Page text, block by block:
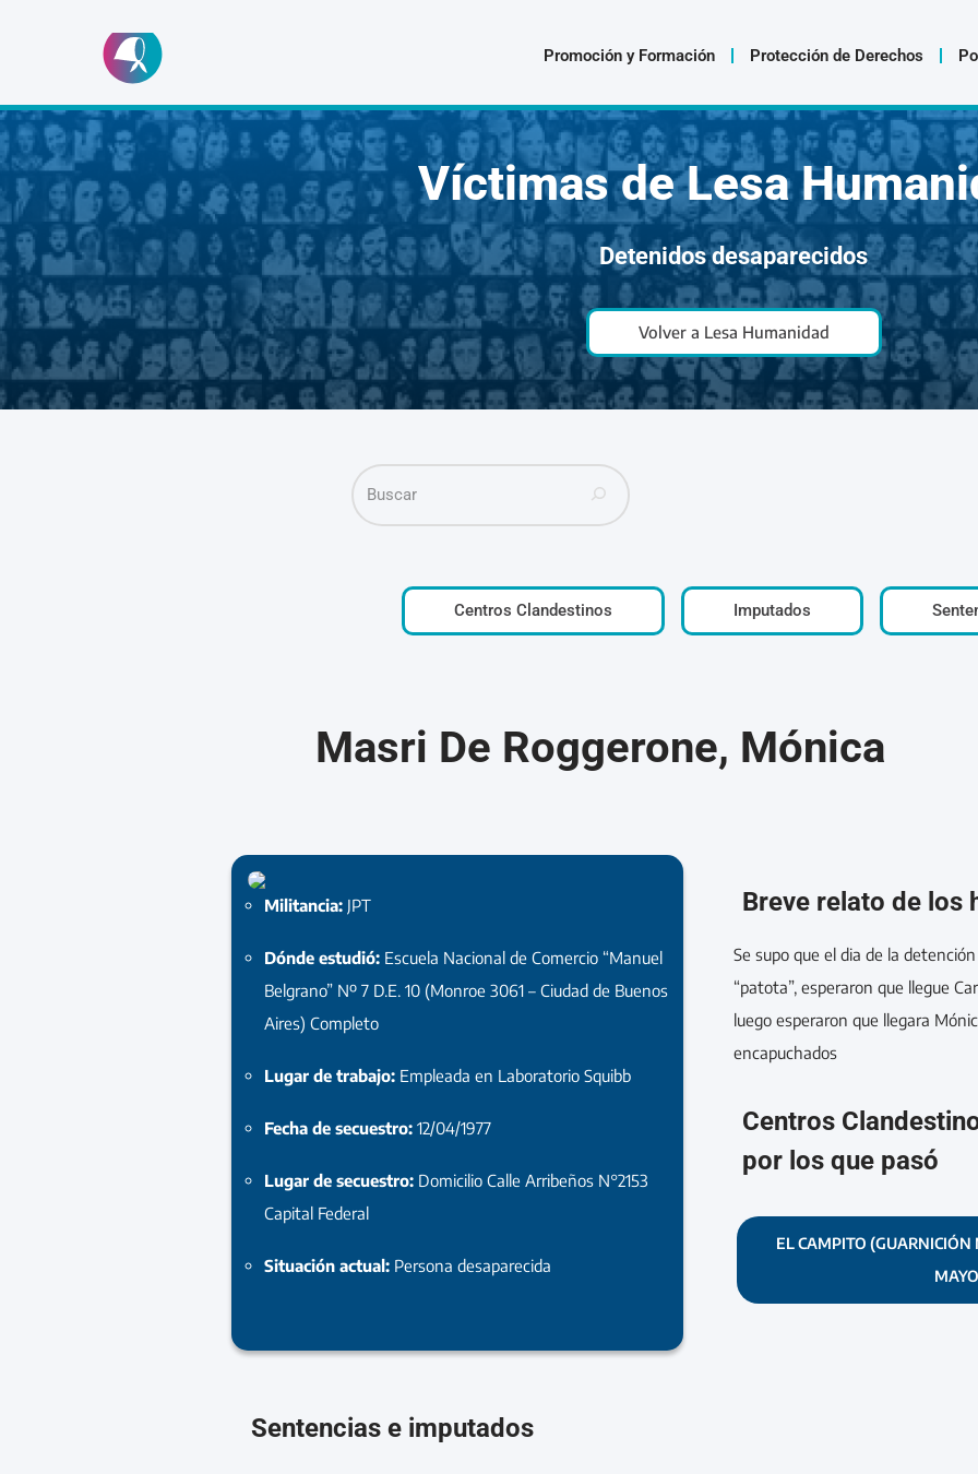
al
contenido
Promoción y Formación Protección de Derechos
Víctimas de Lesa
Detenidos desaparecidos
Volver a Lesa Humanidad
Centros Clandestinos Imputados
Masri De Roggerone, Mónica
Militancia: JPT
Dónde estudió: Escuela Nacional de Comercio “Manuel
Belgrano” Nº 7 D.E. 10 (Monroe 3061 – Ciudad de Buenos
Aires) Completo
Lugar de trabajo: Empleada en Laboratorio Squibb
Fecha de secuestro:12/04/1977
Lugar de secuestro: Domicilio Calle Arribeños N°2153
Capital Federal
Situación actual: Persona desaparecida
Breve relato de los
Se supo que el dia de la
“patota”, esperaron que llegue
luego esperaron que llegara
encapuchados
Centros
por los que pasó
EL CAMPITO (GUARNICIÓN
Sentencias e imputados